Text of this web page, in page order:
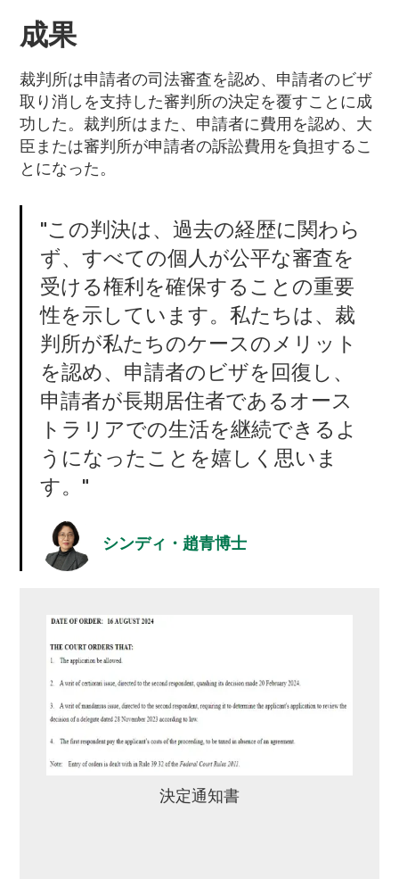
成果
裁判所は申請者の司法審査を認め、申請者のビザ
取り消しを支持した審判所の決定を覆すことに成
功した。裁判所はまた、申請者に費用を認め、大
臣または審判所が申請者の訴訟費用を負担するこ
とになった。
"この判決は、過去の経歴に関わら
ず、すべての個人が公平な審査を
受ける権利を確保することの重要
性を示しています。私たちは、裁
判所が私たちのケースのメリット
を認め、申請者のビザを回復し、
申請者が長期居住者であるオース
トラリアでの生活を継続できるよ
うになったことを嬉しく思いま
す。"
シンディ・趙青博士
決定通知書